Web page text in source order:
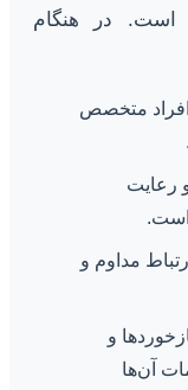
است. در هنگام
متخصص
رعایت
است.
مداوم و
و
آن‌ها